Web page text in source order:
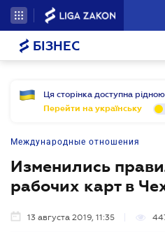
БІЗНЕС
Ця сторінка доступна
Перейти на українську
Международные отношения
Изменились
рабочих карт в
13 августа 2019, 11:35